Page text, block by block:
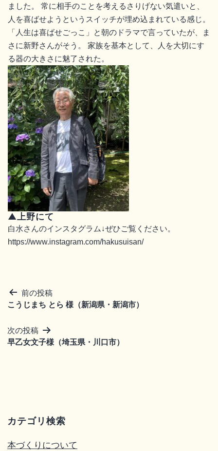
ました。 常に相手のことを考えるさりげない気遣いと、
人を喜ばせようというスイッチが埋め込まれている感じ。
「人生は喜ばせごっこ」と朝のドラマで言っていたが、ま
さに新野さんがそう。 家族を基本として、人を大切にす
る器の大きさに魅了された。
▲上野にて
白水さんのインスタグラム↓ぜひご覧ください。
https://www.instagram.com/hakusuisan/
前の投稿
こうじまち とら 様（新潟県・新潟市）
次の投稿
早乙女文子様（埼玉県・川口市）
カテゴリ検索
本づくりについて